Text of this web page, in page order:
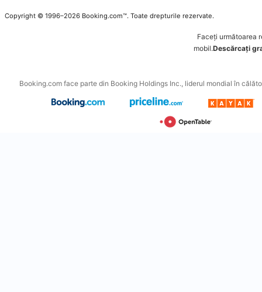
Copyright © 1996–2026 Booking.com™. Toate drepturile rezervate.
Faceți următoarea
mobil.Descărcați
Booking.com face parte din Booking Holdings Inc., liderul mondial în